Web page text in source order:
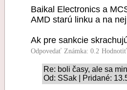
Baikal Electronics a
AMD starú linku a na
Ak pre sankcie
Odpovedať Známka: 0.2
Re: boli časy, ale sa
Od: SSak | Pridané: